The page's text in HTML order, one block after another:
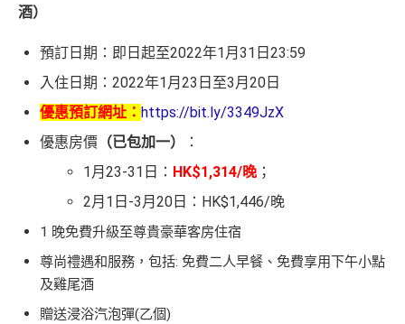
酒）
預訂日期：即日起至2022年1月31日23:59
入住日期：2022年1月23日至3月20日
優惠預訂網址： https://bit.ly/3349JzX
優惠房價 （已包加一）
：
1月23-31日： HK$1,314/晚 ；
2月1日-3月20日：HK$1,446/晚
1 晚免費升級至尊貴豪華客房住宿
尊尚禮遇和服務，包括: 免費二人早餐、免費享用下午小點
及雞尾酒
贈送浸浴汽泡彈(乙個)